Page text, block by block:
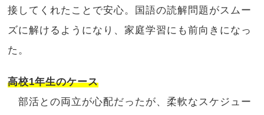
接してくれたことで安心。国語の読解問題がスムー
ズに解けるようになり、家庭学習にも前向きになっ
た。
高校1年生のケース
部活との両立が心配だったが、柔軟なスケジュー